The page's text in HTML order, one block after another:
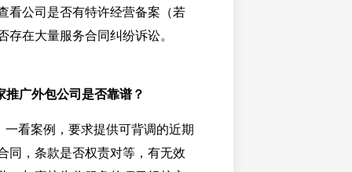
看公司是否有特许经营备案（若
存在大量服务合同纠纷诉讼。
推广外包公司是否靠谱？
一看案例，要求提供可背调的近期
同，条款是否权责对等，有无效